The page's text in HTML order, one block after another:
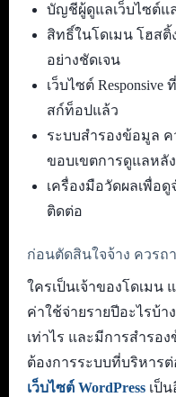
บัญชีผู้ดูแลเว็บไซต์แ
สิทธิ์ในโดเมน โฮส
อย่างชัดเจน
เว็บไซต์
สก์ท็อปแล้ว
ระบบสำรองข้อมูล
ขอบเขตการดูแลหลั
เครื่องมือวัดผลเพื่อ
ติดต่อ
ก่อนตัดสินใจจ้าง ควรถ
ใครเป็นเจ้าของโดเมน
ค่าใช้จ่ายรายปีอะไรบ้
เท่าไร และมีการสำรอ
ต้องการระบบที่บริหารต่
เว็บไซต์ WordPress เป็